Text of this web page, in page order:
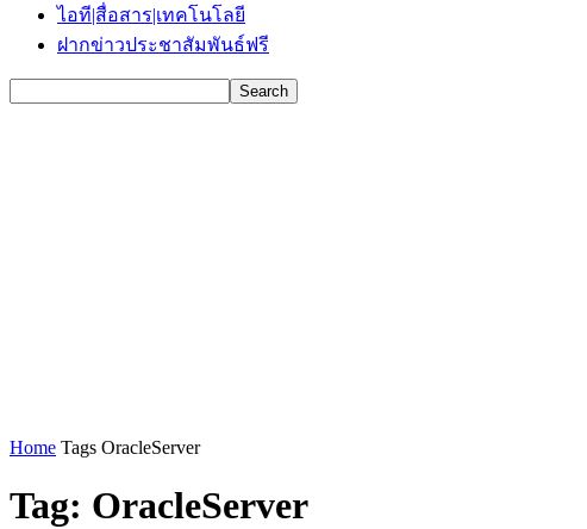
ไอที|สื่อสาร|เทคโนโลยี
ฝากข่าวประชาสัมพันธ์ฟรี
Home Tags OracleServer
Tag: OracleServer